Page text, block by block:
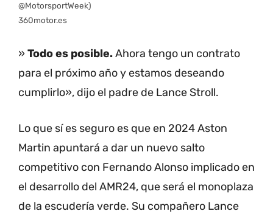
@MotorsportWeek)
360motor.es
»Todo es posible.Ahora tengo un contrato
para el próximo año y estamos deseando
cumplirlo», dijo el padre de Lance Stroll.
Lo que sí es seguro es que en 2024 Aston
Martin apuntará a dar un nuevo salto
competitivo con Fernando Alonso implicado en
el desarrollo del AMR24, que será el monoplaza
de la escudería verde. Su compañero Lance